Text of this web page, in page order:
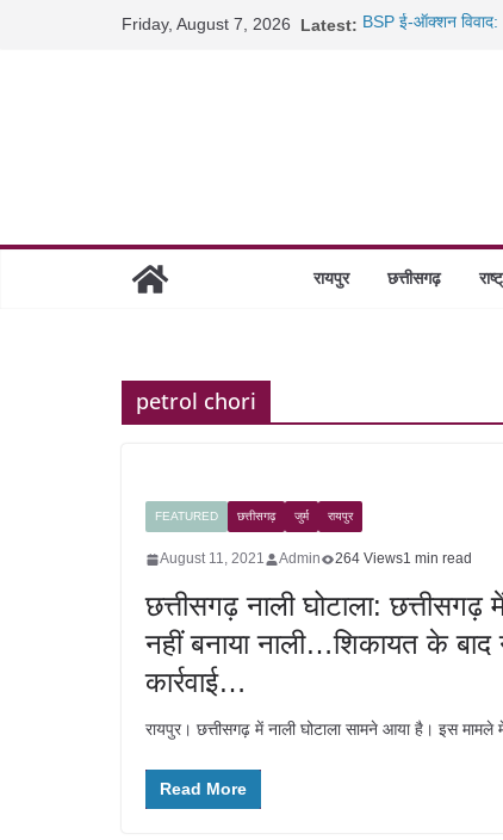
Friday, August 7, 2026 Latest: BSP ई-ऑक्शन विवाद:
छत्तीसगढ़ में 1460
साइबर ठगी पर दुर्ग
रायपुर छत्तीसगढ़
petrol chori
FEATURED छत्तीसगढ़ जुर्म रायपुर
August 11, 2021 Admin 264 Views1 min read
छत्तीसगढ़ नाली घोटाला:
नहीं बनाया नाली…शिकायत के
कार्रवाई…
रायपुर। छत्तीसगढ़ में नाली घोटाला सामने आया है। इस
Read More